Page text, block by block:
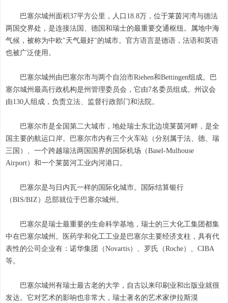
巴塞尔城州面积37平方公里，人口18.8万，位于莱茵河湾与德法
两国交界处，是连接法国、德国和瑞士的最重要交通枢纽。属地中海
气候，被称为中欧"天气最好"的城市。官方语言是德语，法语和英语
也被广泛使用。
巴塞尔城州由巴塞尔市与两个自治市Riehen和Bettingen组成。巴
塞尔城州最高行政机构是州管理委员会，它由7名委员组成。州议会
由130人组成，负责立法、监督行政部门和法院。
巴塞尔市是全国第二大城市，地处瑞士东北边境莱茵河畔，是全
国主要的航运口岸。巴塞尔市内有三个火车站（分别属于法、德、瑞
三国）、一个跨越瑞法两国国界的国际机场（Basel-Mulhouse
Airport）和一个莱茵河工业内河港口。
巴塞尔是与日内瓦一样的国际化城市。国际结算银行
（BIS/BIZ）总部就位于巴塞尔城州。
巴塞尔是瑞士最重要的生命科学基地，瑞士的三大化工集团都集
中在巴塞尔城州。医药学和化工工业是巴塞尔主要经济支柱，具有代
表性的公司企业有：诺华集团（Novartis）、罗氏（Roche）、CIBA
等。
巴塞尔城州有瑞士最古老的大学，自古以来印刷业和出版业就很
发达。它对艺术的影响也非常大，瑞士著名的艺术家伊拉斯漠